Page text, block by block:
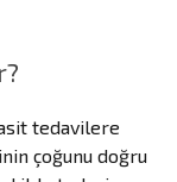
tedavilere
çoğunu doğru